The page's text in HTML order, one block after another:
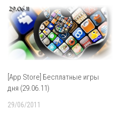
[App Store] Бесплатные игры
дня (29.06.11)
29/06/2011